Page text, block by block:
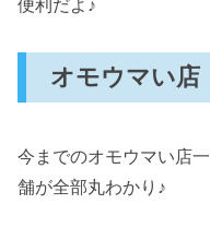
便利だよ♪
オモウマい店
今までのオモウマい店
舗が全部丸わかり♪